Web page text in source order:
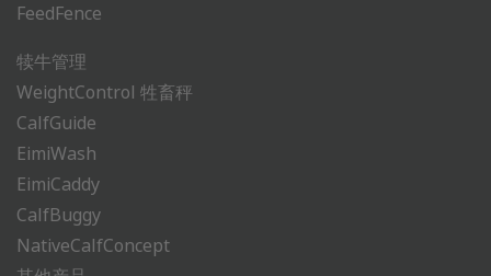
FeedFence
犊牛管理
WeightControl 牲畜秤
CalfGuide
EimiWash
EimiCaddy
CalfBuggy
NativeCalfConcept